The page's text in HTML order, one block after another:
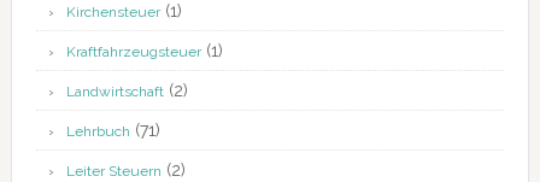
Kirchensteuer(1)
Kraftfahrzeugsteuer(1)
Landwirtschaft(2)
Lehrbuch (71)
Leiter Steuern (2)